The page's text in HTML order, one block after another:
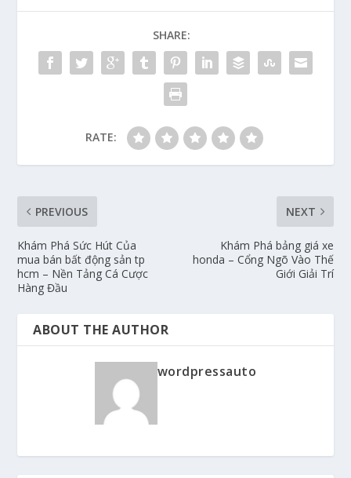
SHARE:
RATE:
PREVIOUS
Khám Phá Sức Hút Của
mua bán bất động sản tp
hcm – Nền Tảng Cá Cược
Hàng Đầu
NEXT
Khám Phá bảng giá xe
honda – Cổng Ngõ Vào Thế
Giới Giải Trí
ABOUT THE AUTHOR
wordpressauto